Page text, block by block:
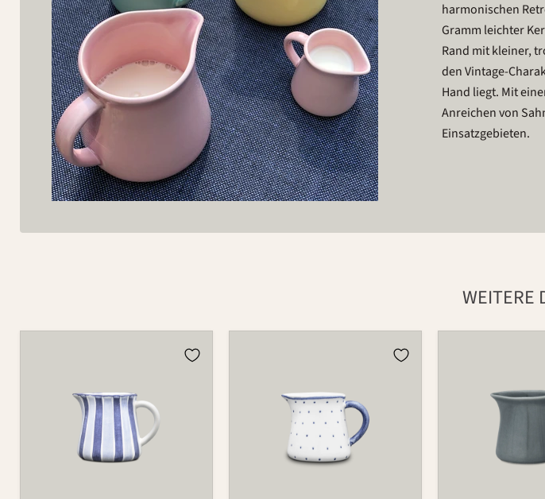
harmonischen
Gramm leichter
Rand mit kleiner,
den Vintage-
Hand liegt. Mit
Anreichen von
Einsatzgebieten.
WEITERE